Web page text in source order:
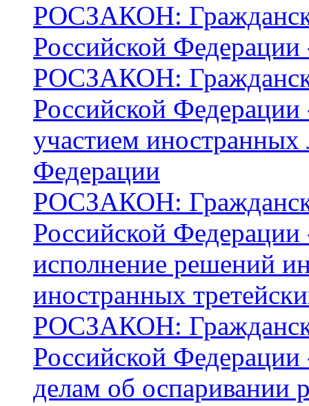
РОСЗАКОН:
Российской
РОСЗАКОН:
Российской Федерации
участием иностранных
Федерации
РОСЗАКОН:
Российской
исполнение решений
иностранных
РОСЗАКОН:
Российской Федерации
делам об оспаривании